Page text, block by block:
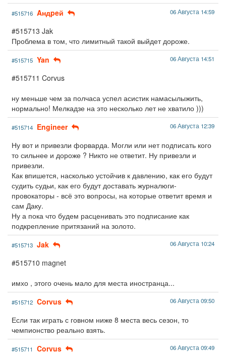
#515716 Aндpeй 06 Августа 14:59
#515713 Jak
Проблема в том, что лимитный такой выйдет дороже.
#515715 Yan 06 Августа 14:51
#515711 Corvus
ну меньше чем за полчаса успел асистик намасылыжить,
нормально! Мелкадзе на это несколько лет не хватило )))
#515714 Engineer 06 Августа 12:39
Ну вот и привезли форварда. Могли или нет подписать кого
то сильнее и дороже ? Никто не ответит. Ну привезли и
привезли.
Как впишется, насколько устойчив к давлению, как его будут
судить судьи, как его будут доставать журналюги-
провокаторы - всё это вопросы, на которые ответит время и
сам Даку.
Ну а пока что будем расценивать это подписание как
подкрепление притязаний на золото.
#515713 Jak 06 Августа 10:24
#515710 magnet
имхо , этого очень мало для места иностранца...
#515712 Corvus 06 Августа 09:50
Если так играть с говном ниже 8 места весь сезон, то
чемпионство реально взять.
#515711 Corvus 06 Августа 09:49